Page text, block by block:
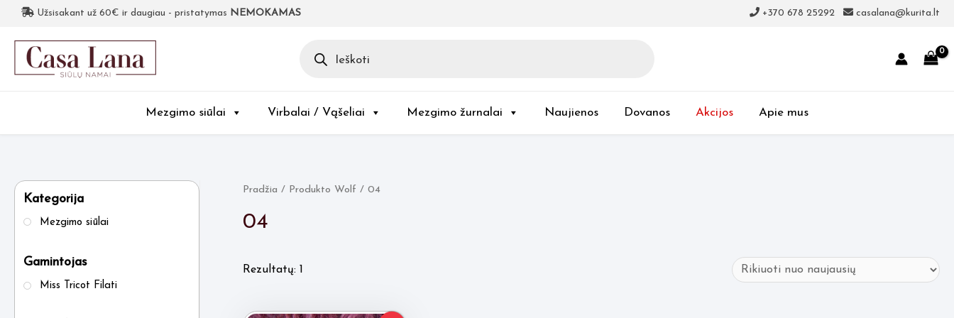
Užsisakant už 60€ ir daugiau - pristatymas NEMOKAMAS +370 678 25292 casalana@kurita.lt
search
Mezgimo siūlai Virbalai / Vąšeliai Mezgimo žurnalai Naujienos Dovanos Akcijos Apie mus
Kategorija
Mezgimo siūlai
Gamintojas
Miss Tricot Filati
Pradžia / Produkto Wolf / 04
04
Rezultatų: 1